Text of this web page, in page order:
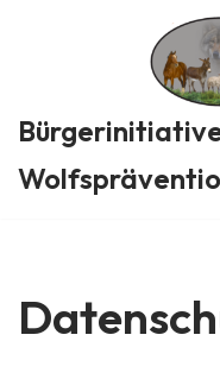
springen